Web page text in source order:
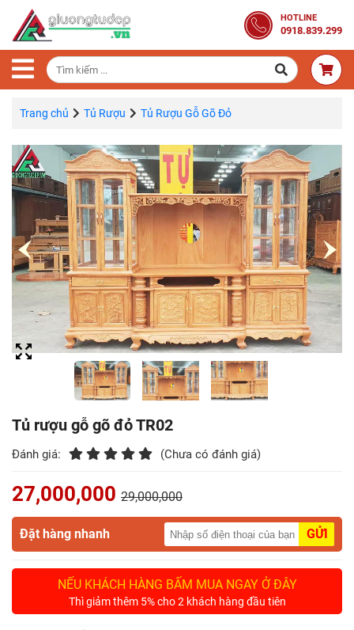
HOTLINE
0918.839.299
Trang
Chủ
Combo
Phòng
Ngủ
Giường
Gỗ
Áo
Gỗ
Tự
Nhiên
Trang
Nệm
Ăn
Kệ
Tivi
Gỗ
Trang chủ Tủ Rượu Tủ Rượu Gỗ Gõ Đỏ
Tủ rượu gỗ gõ đỏ TR02
Đánh giá: (Chưa có đánh giá)
27,000,000 29,000,000
Đặt hàng nhanh GỬI
NẾU KHÁCH HÀNG BẤM MUA NGAY Ở ĐÂY
Thì giảm thêm 5% cho 2 khách hàng đầu tiên